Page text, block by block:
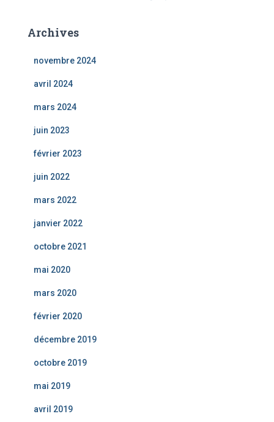
Archives
novembre 2024
avril 2024
mars 2024
juin 2023
février 2023
juin 2022
mars 2022
janvier 2022
octobre 2021
mai 2020
mars 2020
février 2020
décembre 2019
octobre 2019
mai 2019
avril 2019